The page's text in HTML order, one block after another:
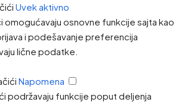
Uvek aktivno
omogućavaju osnovne funkcije sajta kao
i podešavanje preferencija
lične podatke.
Napomena
podržavaju funkcije poput deljenja